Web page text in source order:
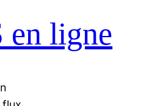
en ligne